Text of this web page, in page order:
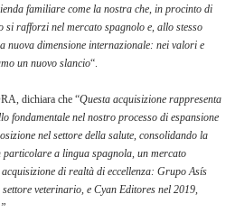
familiare come la nostra che, in procinto di
rafforzi nel mercato spagnolo e, allo stesso
nuova dimensione internazionale: nei valori e
un nuovo slancio“.
dichiara che “Questa acquisizione rappresenta
fondamentale nel nostro processo di espansione
nel settore della salute, consolidando la
a lingua spagnola, un mercato
di realtà di eccellenza: Grupo Asís
veterinario, e Cyan Editores nel 2019,